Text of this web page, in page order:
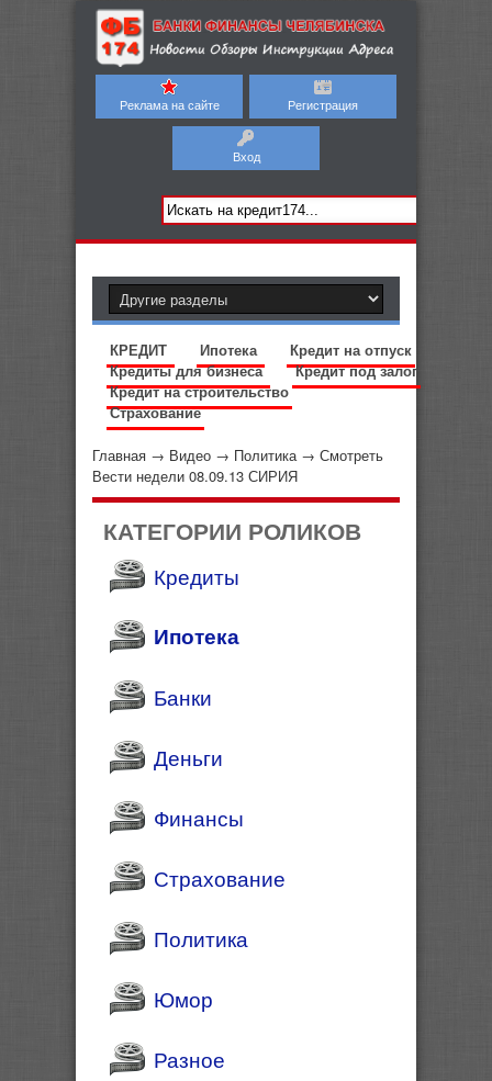
Реклама на сайте Регистрация
Вход
КРЕДИТ Ипотека
Кредит на отпуск
Кредиты для бизнеса
Кредит под залог
Кредит на строительство
Страхование
Главная → Видео → Политика → Смотреть
Вести недели 08.09.13 СИРИЯ
КАТЕГОРИИ РОЛИКОВ
Кредиты
Ипотека
Банки
Деньги
Финансы
Страхование
Политика
Юмор
Разное